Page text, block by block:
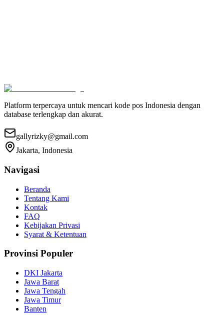
Platform terpercaya untuk mencari kode pos Indonesia dengan
database terlengkap dan akurat.
gallyrizky@gmail.com
Jakarta, Indonesia
Navigasi
Beranda
Tentang Kami
Kontak
FAQ
Kebijakan Privasi
Syarat & Ketentuan
Provinsi Populer
DKI Jakarta
Jawa Barat
Jawa Tengah
Jawa Timur
Banten